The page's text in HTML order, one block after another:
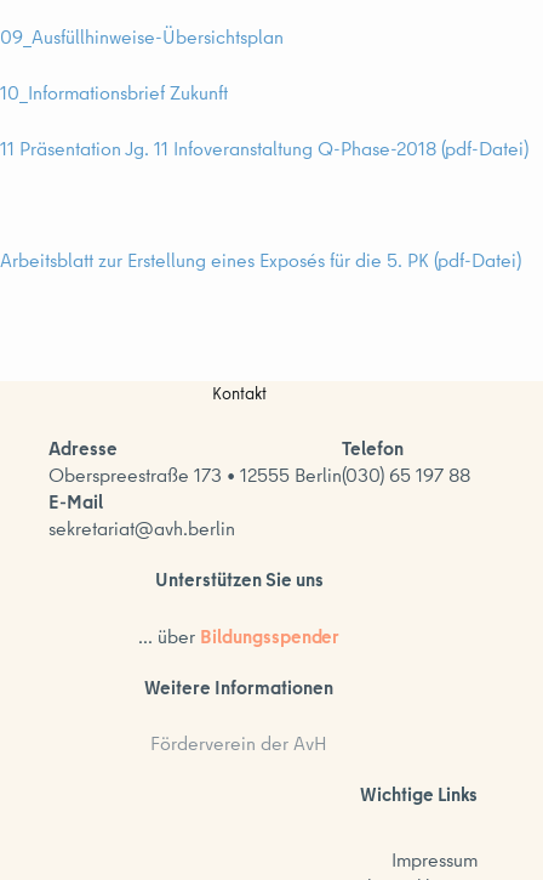
09_Ausfüllhinweise-Übersichtsplan
10_Informationsbrief Zukunft
11 Präsentation Jg. 11 Infoveranstaltung Q-Phase-2018 (pdf-Datei)
Arbeitsblatt zur Erstellung eines Exposés für die 5. PK (pdf-Datei)
Kontakt
Adresse
Oberspreestraße 173 • 12555 Berlin
Telefon
(030) 65 197 88
E-Mail
sekretariat@avh.berlin
Unterstützen Sie uns
... über Bildungsspender
Weitere Informationen
Förderverein der AvH
Wichtige Links
Impressum